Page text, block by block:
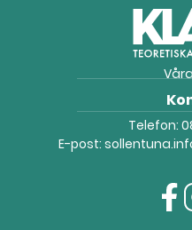
Telefon:
E-post: